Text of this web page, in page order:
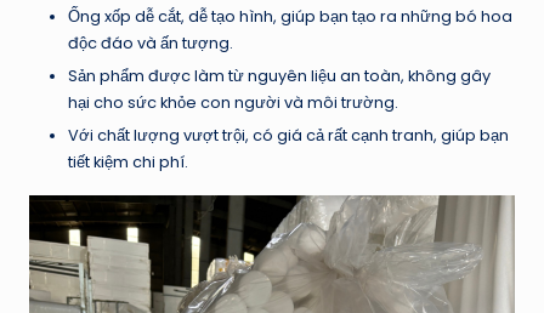
Ống xốp dễ cắt, dễ tạo hình, giúp bạn tạo ra những bó hoa
độc đáo và ấn tượng.
Sản phẩm được làm từ nguyên liệu an toàn, không gây
hại cho sức khỏe con người và môi trường.
Với chất lượng vượt trội, có giá cả rất cạnh tranh, giúp bạn
tiết kiệm chi phí.